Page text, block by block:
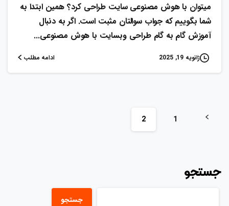
میتوان با هوش مصنوعی سایت طراحی کرد؟ همین ابتدا به
شما بگوییم که جواب سوالتان مثبت است. اگر به دنبال
آموزش گام به گام طراحی وبسایت با هوش مصنوعی...
ژانویه 19, 2025 ادامه مطلب
1
2
جستجو
جستجو